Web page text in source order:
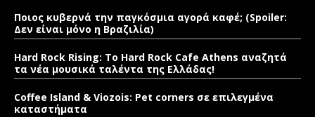
Ποιος κυβερνά την παγκόσμια αγορά καφέ; (Spoiler:
Δεν είναι μόνο η Βραζιλία)
Hard Rock Rising: Το Hard Rock Cafe Athens αναζητά
τα νέα μουσικά ταλέντα της Ελλάδας!
Coffee Island & Viozois: Pet corners σε επιλεγμένα
καταστήματα